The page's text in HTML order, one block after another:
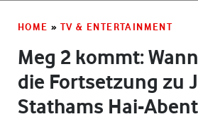
HOME » TV & ENTERTAINMENT
Meg 2 kommt:
die Fortsetzung zu
Stathams Hai-